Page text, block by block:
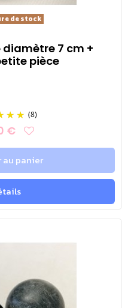
de stock
7 cm +
pièce
(8)
€
au panier